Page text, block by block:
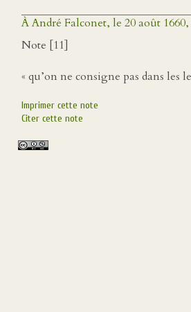
À André Falconet, le 20 août
Note [11]
« qu’on ne consigne pas dans les
Imprimer cette note
Citer cette note